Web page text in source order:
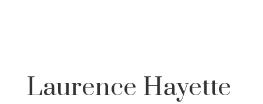
Laurence Hayette